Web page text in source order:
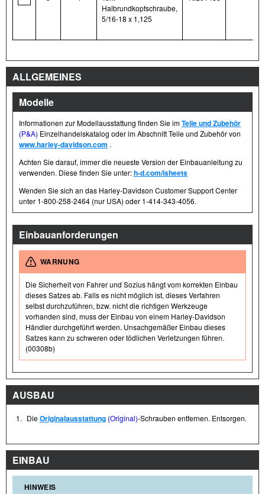
Halbrundkopfschraube,
5/16-18 x 1,125
ALLGEMEINES
Modelle
Informationen zur Modellausstattung finden Sie imTeile und Zubehör
(P&A) Einzelhandelskatalog oder im Abschnitt Teile und Zubehör von
www.harley-davidson.com .
Achten Sie darauf, immer die neueste Version der Einbauanleitung zu
verwenden. Diese finden Sie unter:h-d.com/isheets
Wenden Sie sich an das Harley-Davidson Customer Support Center
unter 1-800-258-2464 (nur USA) oder 1-414-343-4056.
Einbauanforderungen
WARNUNG
Die Sicherheit von Fahrer und Sozius hängt vom korrekten Einbau
dieses Satzes ab. Falls es nicht möglich ist, dieses Verfahren
selbst durchzuführen, bzw. nicht die richtigen Werkzeuge
vorhanden sind, muss der Einbau von einem Harley-Davidson
Händler durchgeführt werden. Unsachgemäßer Einbau dieses
Satzes kann zu schweren oder tödlichen Verletzungen führen.
(00308b)
AUSBAU
1. DieOriginalausstattung (Original)-Schrauben entfernen. Entsorgen.
EINBAU
HINWEIS